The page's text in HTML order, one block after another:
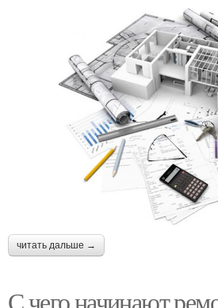
читать дальше →
С чего начинают